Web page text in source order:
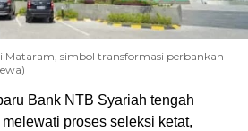
Mataram, simbol transformasi perbankan
Bank NTB Syariah tengah
proses seleksi ketat,